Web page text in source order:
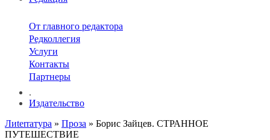
От главного редактора
Редколлегия
Услуги
Контакты
Партнеры
.
Издательство
Лиterraтура » Проза » Борис Зайцев. СТРАННОЕ
ПУТЕШЕСТВИЕ